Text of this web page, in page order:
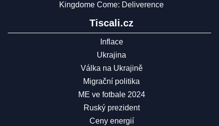
Kingdome Come: Deliverence
Tiscali.cz
Inflace
Ukrajina
Válka na Ukrajině
Migrační politika
ME ve fotbale 2024
Ruský prezident
Ceny energií